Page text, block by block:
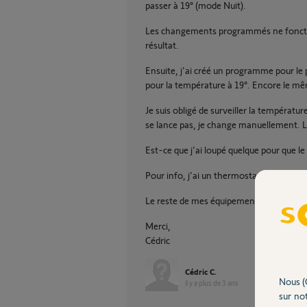
passer à 19° (mode Nuit).
Les changements programmés ne
résultat.
Ensuite, j'ai créé un programme pour
pour la température à 19°. Encore le
Je suis obligé de surveiller la
se lance pas, je change manuellement.
Est-ce que j'ai loupé quelque pour que
Pour info, j'ai un thermostat somfy IO
Le reste de mes équipements n'a pas de
Merci,
Cédric
Cédric C.
il y a plus de 3 ans
Nous
sur